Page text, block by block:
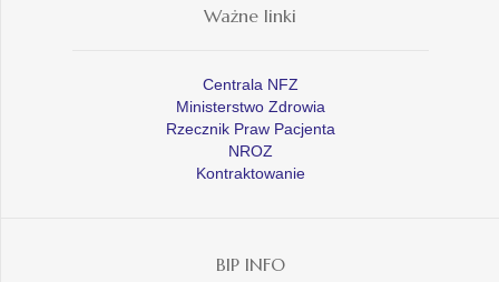
Ważne linki
Centrala NFZ
Ministerstwo Zdrowia
Rzecznik Praw Pacjenta
NROZ
Kontraktowanie
BIP INFO